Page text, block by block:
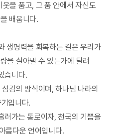
을 품고, 그 품 안에서 자신도
배웁니다.
생명력을 회복하는 길은 우리가
을 살아낼 수 있는가에 달려
습니다.
김의 방식이며, 하나님 나라의
입니다.
러가는 통로이자, 천국의 기쁨을
름다운 언어입니다.